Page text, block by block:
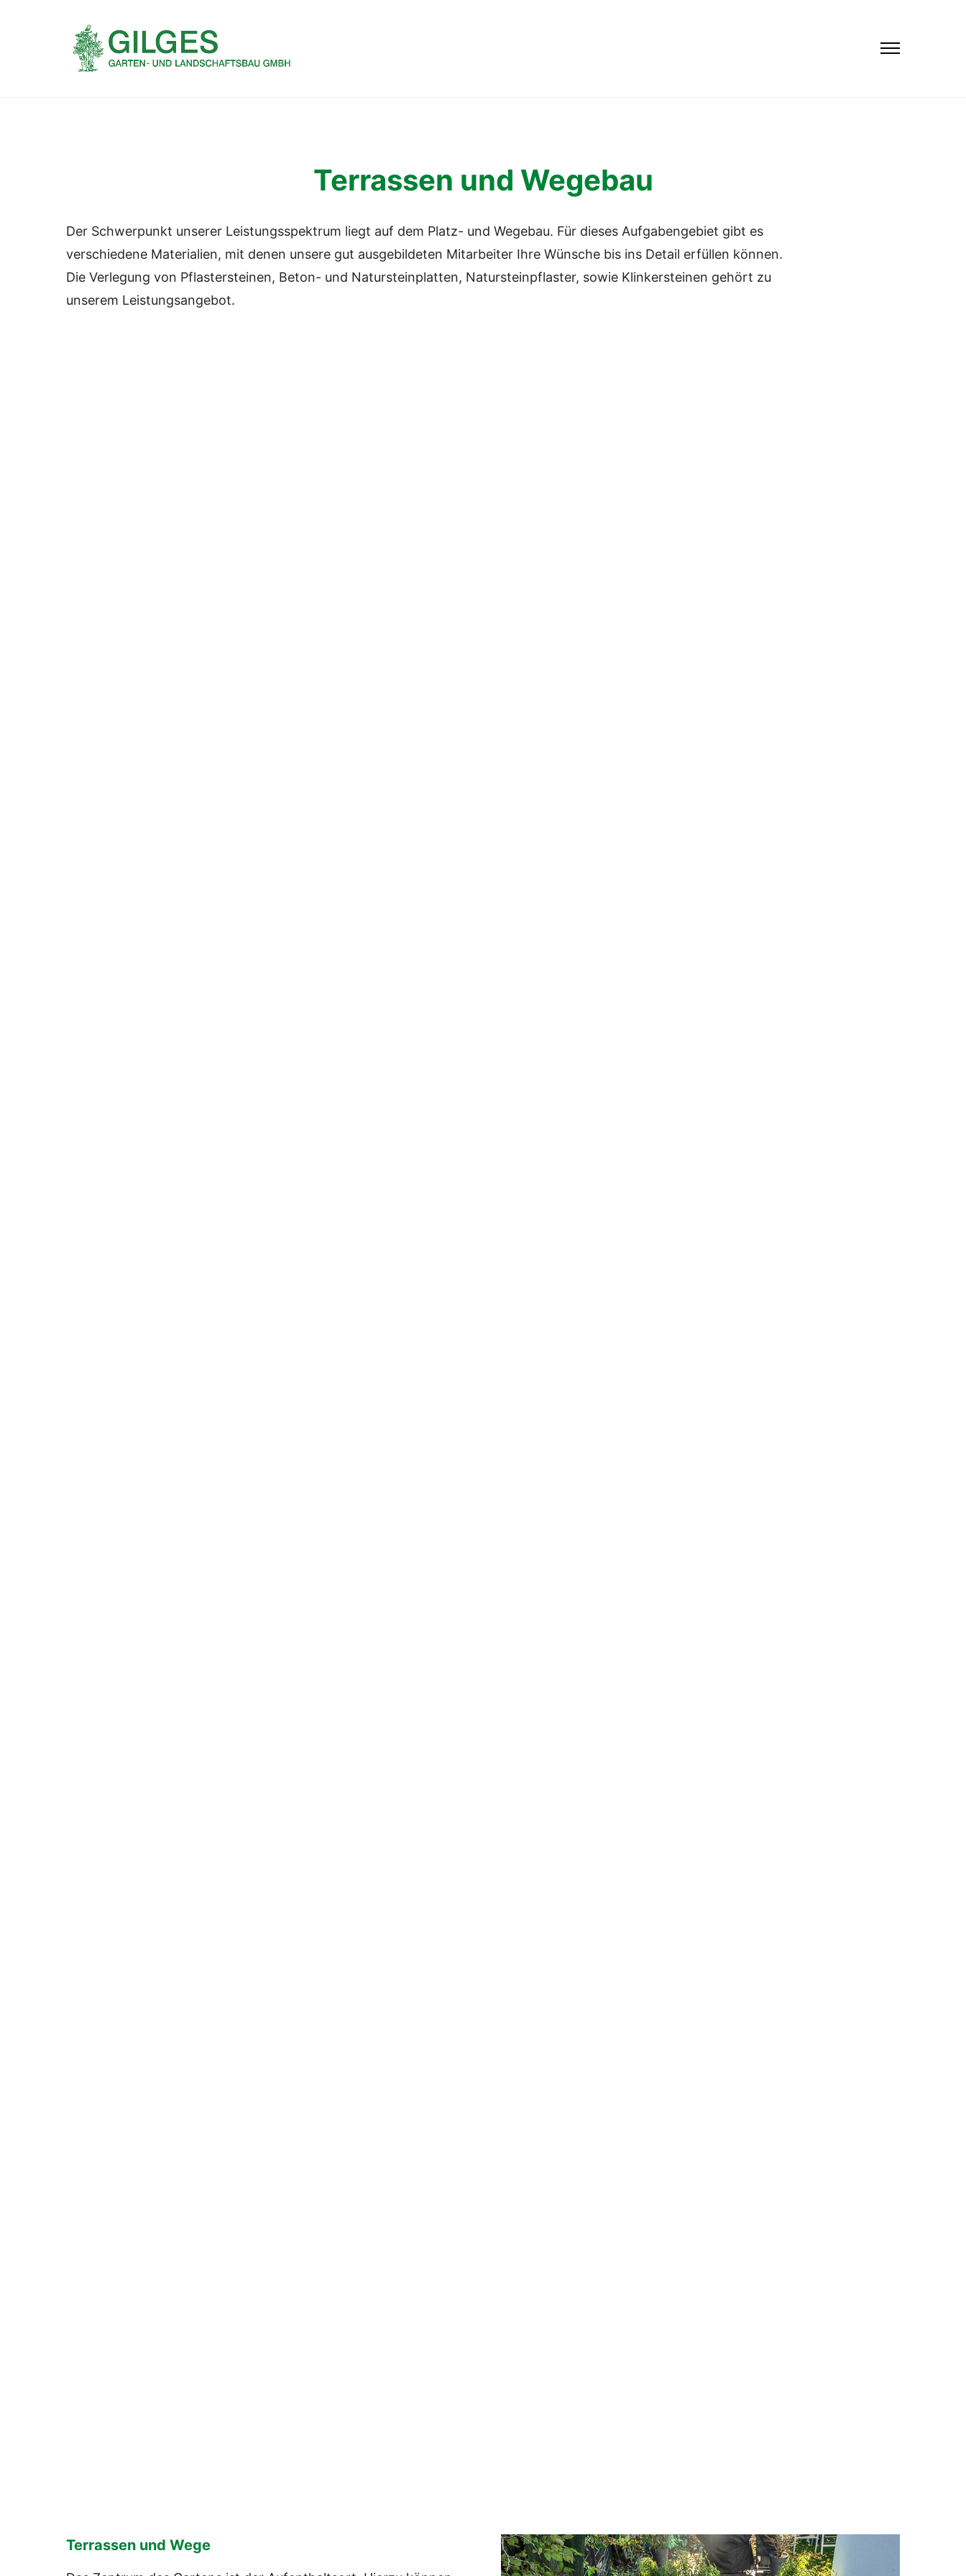
Terrassen und Wegebau
Der Schwerpunkt unserer Leistungsspektrum liegt auf dem Platz- und Wegebau. Für dieses Aufgabengebiet gibt es
verschiedene Materialien, mit denen unsere gut ausgebildeten Mitarbeiter Ihre Wünsche bis ins Detail erfüllen können.
Die Verlegung von Pflastersteinen, Beton- und Natursteinplatten, Natursteinpflaster, sowie Klinkersteinen gehört zu
unserem Leistungsangebot.
Terrassen und Wege